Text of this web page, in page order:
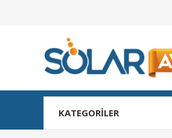
KATEGORILER